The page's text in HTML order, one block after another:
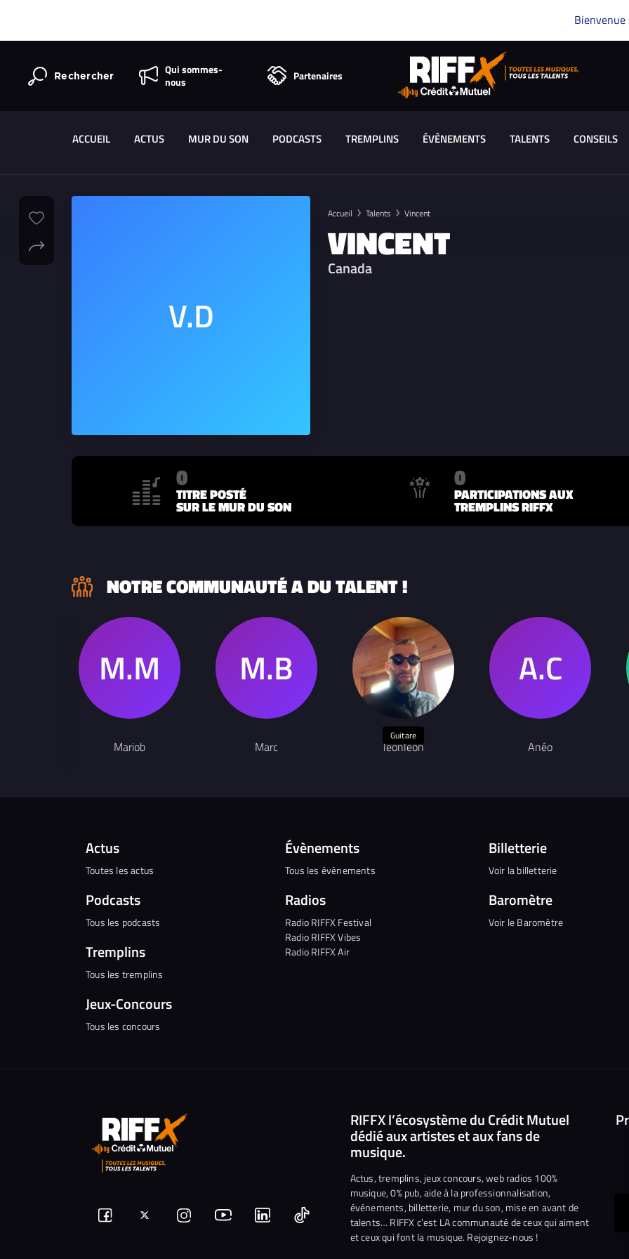
Bienvenue
Rechercher
Qui sommes-
nous
Partenaires
ACCUEIL ACTUS MUR DU SON PODCASTS TREMPLINS ÉVÈNEMENTS TALENTS CONSEILS
Accueil Talents Vincent
VINCENT
Canada
0
TITRE POSTÉ
SUR LE MUR DU SON
0
PARTICIPATIONS AUX
TREMPLINS RIFFX
NOTRE COMMUNAUTÉ A DU TALENT !
Mariob Marc
Guitare
leonleon Anéo
Actus
Toutes les actus
Podcasts
Tous les podcasts
Tremplins
Tous les tremplins
Jeux-Concours
Tous les concours
Évènements
Tous les évènements
Radios
Radio RIFFX Festival
Radio RIFFX Vibes
Radio RIFFX Air
Billetterie
Voir la billetterie
Baromètre
Voir le Baromètre
Suivez-Suivez-Nous
NousNous Nous
RIFFX l’écosystème du Crédit Mutuel
dédié aux artistes et aux fans de
musique.
Actus, tremplins, jeux concours, web radios 100%
musique, 0% pub, aide à la professionnalisation,
événements, billetterie, mur du son, mise en avant de
talents… RIFFX c’est LA communauté de ceux qui aiment
et ceux qui font la musique. Rejoignez-nous !